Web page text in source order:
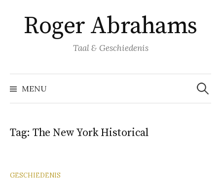
inhoud
springen
Roger Abrahams
Taal & Geschiedenis
MENU
Zoeken
naar:
Tag: The New York Historical
GESCHIEDENIS